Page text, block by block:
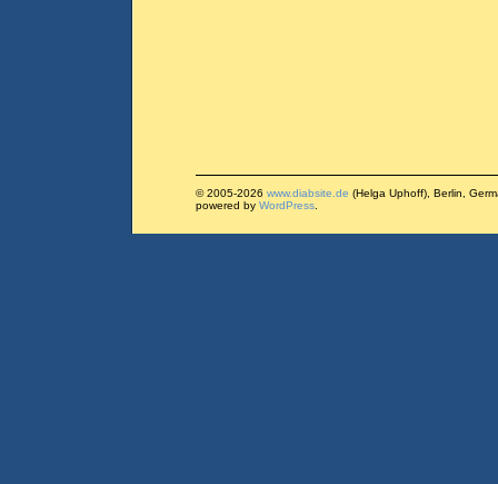
© 2005-2026 www.diabsite.de (Helga Uphoff), Berlin,
powered by WordPress.